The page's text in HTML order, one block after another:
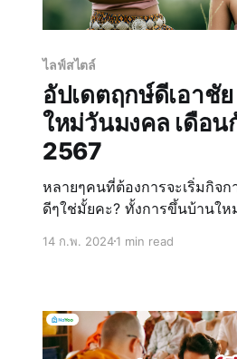
ไลฟ์สไตล์
อัปเดตฤกษ์ดีเอาชั
ใหม่วันมงคล เดือ
2567
หลายๆคนที่ต้องการจะเริ่มกิจ
ดีๆใช่มั้ยคะ? ทั้งการขึ้นบ้านให
ดำเนินไปด้วยความรุ่งโรจ ประ
14 ก.พ. 20241 min read